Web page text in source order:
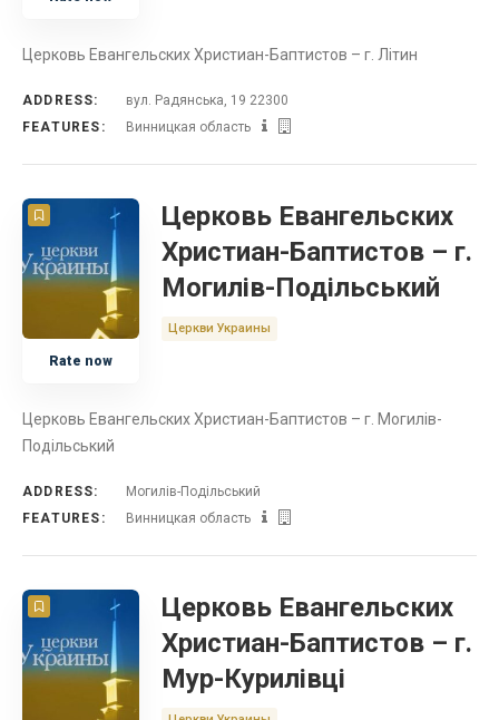
Церковь Евангельских Христиан-Баптистов – г. Літин
ADDRESS:
вул. Радянська, 19 22300
FEATURES:
Винницкая область
Rate now
Церковь Евангельских
Христиан-Баптистов – г.
Могилів-Подільський
Церкви Украины
Церковь Евангельских Христиан-Баптистов – г. Могилів-
Подільський
ADDRESS:
Могилів-Подільський
FEATURES:
Винницкая область
Церковь Евангельских
Христиан-Баптистов – г.
Мур-Курилівці